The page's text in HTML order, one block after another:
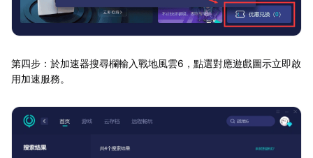
第四步：於加速器搜尋欄輸入戰地風雲6，點選對應遊戲圖示立即啟
用加速服務。